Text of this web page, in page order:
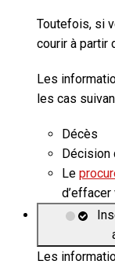
Toutefois, si
courir à partir
Les
les cas
Décès
Décision
Le
Les